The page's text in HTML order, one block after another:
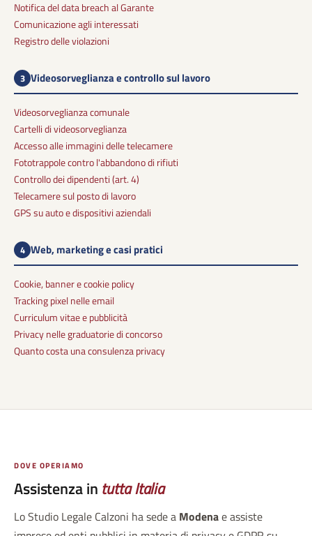
Notifica del data breach al Garante
Comunicazione agli interessati
Registro delle violazioni
3 Videosorveglianza e controllo sul lavoro
Videosorveglianza comunale
Cartelli di videosorveglianza
Accesso alle immagini delle telecamere
Fototrappole contro l'abbandono di rifiuti
Controllo dei dipendenti (art. 4)
Telecamere sul posto di lavoro
GPS su auto e dispositivi aziendali
4 Web, marketing e casi pratici
Cookie, banner e cookie policy
Tracking pixel nelle email
Curriculum vitae e pubblicità
Privacy nelle graduatorie di concorso
Quanto costa una consulenza privacy
DOVE OPERIAMO
Assistenza in tutta Italia
Lo Studio Legale Calzoni ha sede a Modenae assiste